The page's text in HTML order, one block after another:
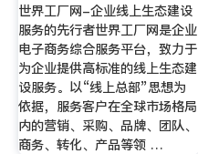
世界工厂网-企业线上生态建设
服务的先行者世界工厂网是企业
电子商务综合服务平台，致力于
为企业提供高标准的线上生态建
设服务。以“线上总部”思想为
依据，服务客户在全球市场格局
内的营销、采购、品牌、团队、
商务、转化、产品等领 …